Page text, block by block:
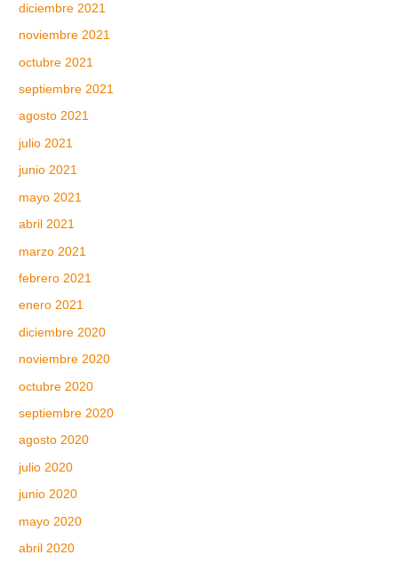
diciembre 2021
noviembre 2021
octubre 2021
septiembre 2021
agosto 2021
julio 2021
junio 2021
mayo 2021
abril 2021
marzo 2021
febrero 2021
enero 2021
diciembre 2020
noviembre 2020
octubre 2020
septiembre 2020
agosto 2020
julio 2020
junio 2020
mayo 2020
abril 2020